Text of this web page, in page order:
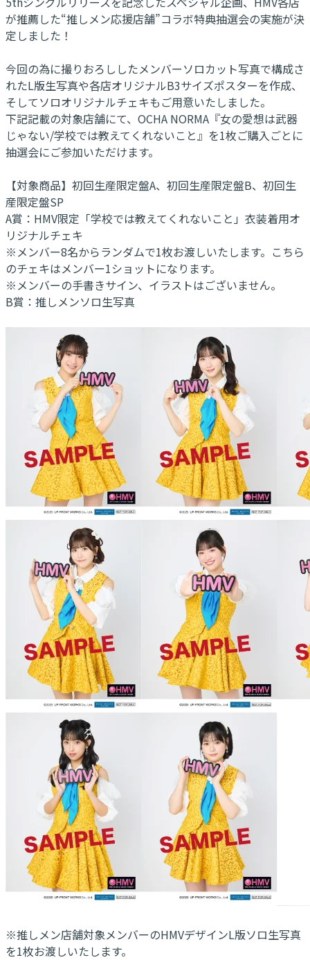
が推薦した“推しメン応援店舗”コラボ特典抽選会の実施が決
定しました！
今回の為に撮りおろししたメンバーソロカット写真で構成さ
れたL版生写真や各店オリジナルB3サイズポスターを作成、
そしてソロオリジナルチェキもご用意いたしました。
下記記載の対象店舗にて、OCHA NORMA『女の愛想は武器
じゃない/学校では教えてくれないこと』を1枚ご購入ごとに
抽選会にご参加いただけます。
【対象商品】初回生産限定盤A、初回生産限定盤B、初回生
産限定盤SP
A賞：HMV限定「学校では教えてくれないこと」衣装着用オ
リジナルチェキ
※メンバー8名からランダムで1枚お渡しいたします。こちら
のチェキはメンバー1ショットになります。
※メンバーの手書きサイン、イラストはございません。
B賞：推しメンソロ生写真
※推しメン店舗対象メンバーのHMVデザインL版ソロ生写真
を1枚お渡しいたします。